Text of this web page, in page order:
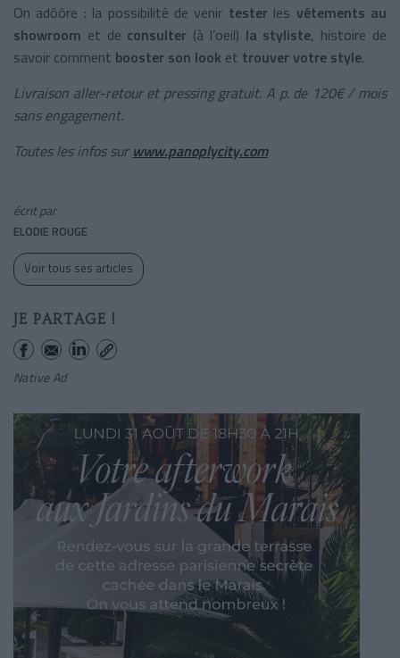
On adôôre : la possibilité de venir testerles vêtements au
showroom et de consulter (à l’oeil) la styliste, histoire de
savoir comment booster son look et trouver votre style.
Livraison aller-retour et pressing gratuit. A p. de 120€ / mois
sans engagement.
Toutes les infos sur www.panoplycity.com
écrit par
ELODIE ROUGE
Voir tous ses articles
JE PARTAGE !
Native Ad